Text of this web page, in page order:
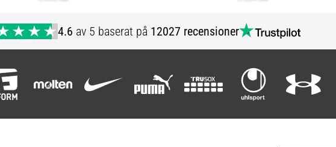
4.6 av 5 baserat på 12027 recensioner